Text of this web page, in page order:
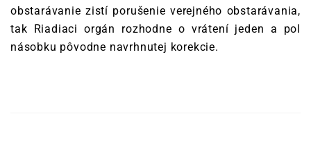
obstarávanie zistí porušenie verejného obstarávania,
tak Riadiaci orgán rozhodne o vrátení jeden a pol
násobku pôvodne navrhnutej korekcie.